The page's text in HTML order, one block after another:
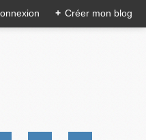
+ Créer mon blog